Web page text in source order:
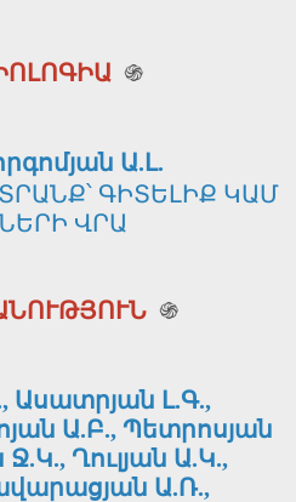
֍
Ա.Լ.
ԳԻՏԵԼԻՔ ԿԱՄ
ՎՐԱ
֍
Ասատրյան Լ.Գ.,
Ա.Բ., Պետրոսյան
Ղուլյան Ա.Կ.,
Ա.Ռ.,